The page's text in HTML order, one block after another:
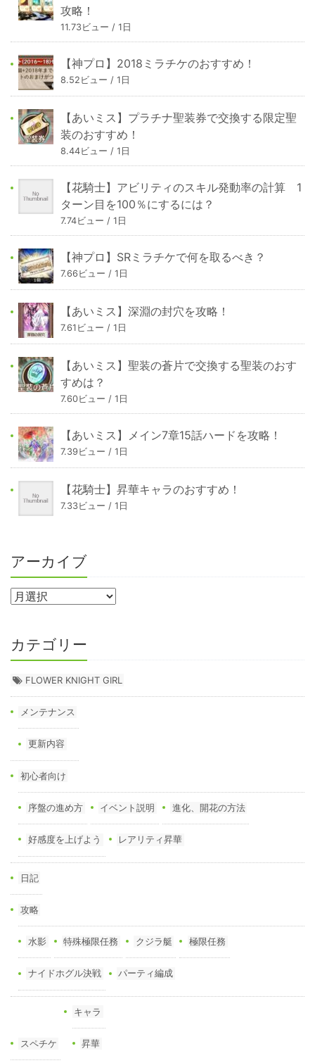
攻略！
11.73ビュー / 1日
【神プロ】2018ミラチケのおすすめ！
8.52ビュー / 1日
【あいミス】プラチナ聖装券で交換する限定聖
装のおすすめ！
8.44ビュー / 1日
【花騎士】アビリティのスキル発動率の計算 1
ターン目を100％にするには？
7.74ビュー / 1日
【神プロ】SRミラチケで何を取るべき？
7.66ビュー / 1日
【あいミス】深淵の封穴を攻略！
7.61ビュー / 1日
【あいミス】聖装の蒼片で交換する聖装のおす
すめは？
7.60ビュー / 1日
【あいミス】メイン7章15話ハードを攻略！
7.39ビュー / 1日
【花騎士】昇華キャラのおすすめ！
7.33ビュー / 1日
アーカイブ
カテゴリー
FLOWER KNIGHT GIRL
メンテナンス
更新内容
初心者向け
序盤の進め方 イベント説明 進化、開花の方法
好感度を上げよう レアリティ昇華
日記
攻略
水影 特殊極限任務 クジラ艇 極限任務
ナイドホグル決戦 パーティ編成
スペチケ
キャラ
昇華